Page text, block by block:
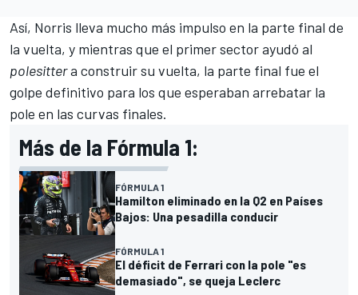
Así, Norris lleva mucho más impulso en la parte final de
la vuelta, y mientras que el primer sector ayudó al
polesittera construir su vuelta, la parte final fue el
golpe definitivo para los que esperaban arrebatar la
pole en las curvas finales.
Más de la Fórmula 1:
FÓRMULA 1
Hamilton eliminado en la Q2 en Países
Bajos: Una pesadilla conducir
FÓRMULA 1
El déficit de Ferrari con la pole "es
demasiado", se queja Leclerc